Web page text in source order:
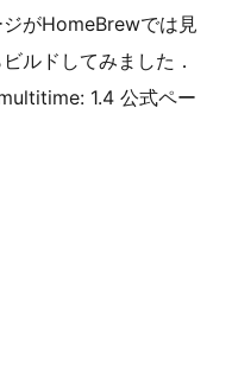
がHomeBrewでは見
ルドしてみました．
1.4 公式ペー